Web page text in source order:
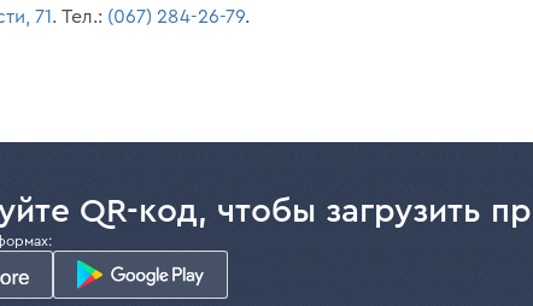
71 . Тел.: (067) 284-26-79.
QR-код, чтобы загрузить